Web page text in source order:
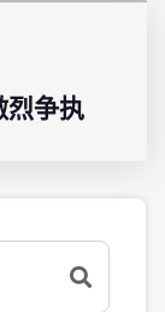
烈争执